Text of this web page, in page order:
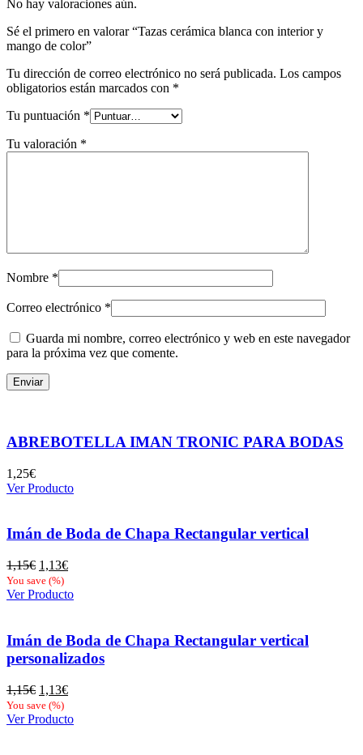
No hay valoraciones aún.
Sé el primero en valorar “Tazas cerámica blanca con interior y
mango de color”
Tu dirección de correo electrónico no será publicada. Los campos
obligatorios están marcados con *
Tu puntuación *
Tu valoración *
Nombre *
Correo electrónico *
Guarda mi nombre, correo electrónico y web en este navegador
para la próxima vez que comente.
ABREBOTELLA IMAN TRONIC PARA BODAS
1,25€
Ver Producto
Imán de Boda de Chapa Rectangular vertical
1,15€ El
precio
original
1,13€El
actual
You save (%)
Ver Producto
Imán de Boda de Chapa Rectangular vertical
personalizados
1,15€ El
precio
original
1,13€El
actual
You save (%)
Ver Producto